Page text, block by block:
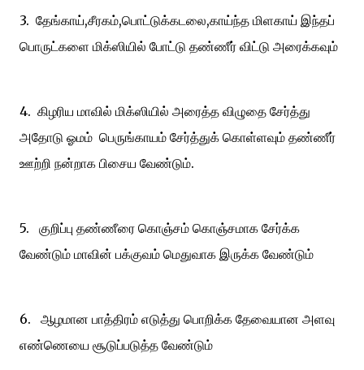
3. தேங்காய்,சீரகம்,பொட்டுக்கடலை,காய்ந்த மிளகாய் இந்தப்
பொருட்களை மிக்ஸியில் போட்டு தண்ணீர் விட்டு அரைக்கவும்
4. கிழரிய மாவில் மிக்ஸியில் அரைத்த விழுதை சேர்த்து
அதோடு ஓமம் பெருங்காயம் சேர்த்துக் கொள்ளவும் தண்ணீர்
ஊற்றி நன்றாக பிசைய வேண்டும்.
5. குறிப்பு தண்ணீரை கொஞ்சம் கொஞ்சமாக சேர்க்க
வேண்டும் மாவின் பக்குவம் மெதுவாக இருக்க வேண்டும்
6. ஆழமான பாத்திரம் எடுத்து பொறிக்க தேவையான அளவு
எண்ணெயை சூடுப்படுத்த வேண்டும்